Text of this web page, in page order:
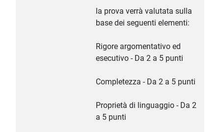
la prova verrà valutata sulla
base dei seguenti elementi:
Rigore argomentativo ed
esecutivo - Da 2 a 5 punti
Completezza - Da 2 a 5 punti
Proprietà di linguaggio - Da 2
a 5 punti